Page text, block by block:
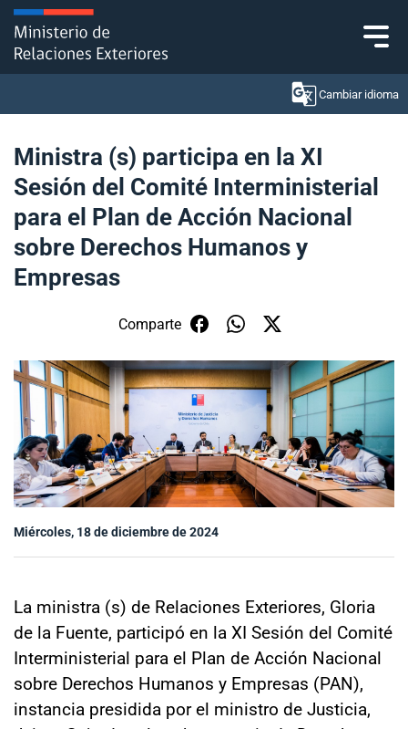
Click acá para ir directamente al contenido
Cambiar idioma
Ministerio
Política Exterior
Embajadas y consulados
Servicios ciudadanos
Subsecretaría de Relaciones Económicas
Internacionales
Sala de prensa
modo claro
Ministra (s) participa en la XI
Sesión del Comité Interministerial
para el Plan de Acción Nacional
sobre Derechos Humanos y
Empresas
Comparte
Miércoles, 18 de diciembre de 2024
La ministra (s) de Relaciones Exteriores, Gloria
de la Fuente, participó en la XI Sesión del Comité
Interministerial para el Plan de Acción Nacional
sobre Derechos Humanos y Empresas (PAN),
instancia presidida por el ministro de Justicia,